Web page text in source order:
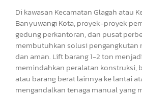
Di kawasan Kecamatan Glagah atau
Banyuwangi Kota, proyek-proyek
gedung perkantoran, dan pusat
membutuhkan solusi pengangkutan
dan aman. Lift barang 1-2 ton
memindahkan peralatan konstruksi,
atau barang berat lainnya ke lantai
mengandalkan tenaga manual yang